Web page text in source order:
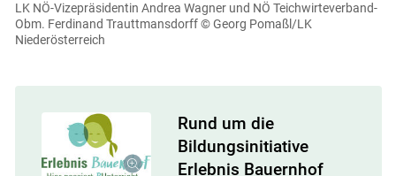
LK NÖ-Vizepräsidentin Andrea Wagner und NÖ Teichwirteverband-
Obm. Ferdinand Trauttmansdorff © Georg Pomaßl/LK
Niederösterreich
Rund um die
Bildungsinitiative
Erlebnis Bauernhof